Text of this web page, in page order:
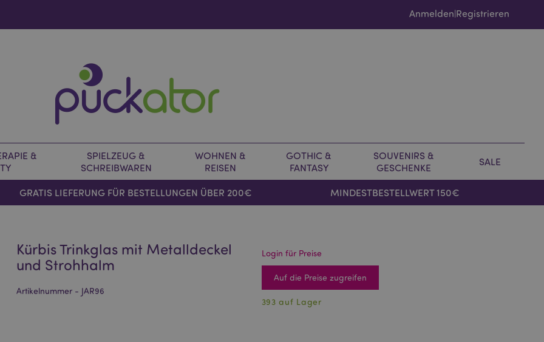
Anmelden|Registrieren
&
SPIELZEUG &
SCHREIBWAREN
WOHNEN &
REISEN
GOTHIC &
FANTASY
SOUVENIRS &
GESCHENKE
SALE
GRATIS LIEFERUNG FÜR BESTELLUNGEN ÜBER 200€ MINDESTBESTELLWERT 150€
Kürbis Trinkglas mit Metalldeckel
und Strohhalm
Artikelnummer - JAR96
Login für Preise
Auf die Preise zugreifen
393 auf Lager